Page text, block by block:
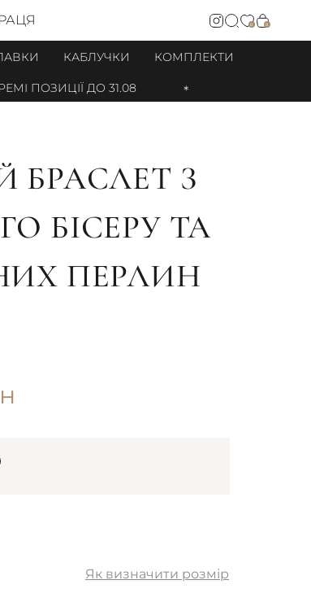
0 0
КАБЛУЧКИ КОМПЛЕКТИ
ПОЗИЦІЇ ДО 31.08
БРАСЛЕТ З
БІСЕРУ ТА
ПЕРЛИН
Як визначити розмір